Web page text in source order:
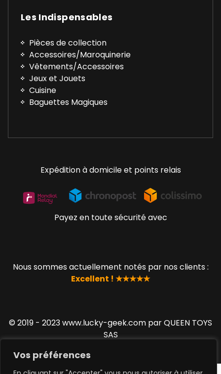
Vos préférences
Les Indispensables
Pièces de collection
Accessoires/Maroquinerie
Vêtements/Accessoires
Jeux et Jouets
Cuisine
Baguettes Magiques
Expédition à domicile et points relais
Payez en toute sécurité avec
Nous sommes actuellement notés par nos clients :
Excellent ! ★★★★★
© 2019 - 2023 www.lucky-geek.com par QUEEN TOYS
SAS